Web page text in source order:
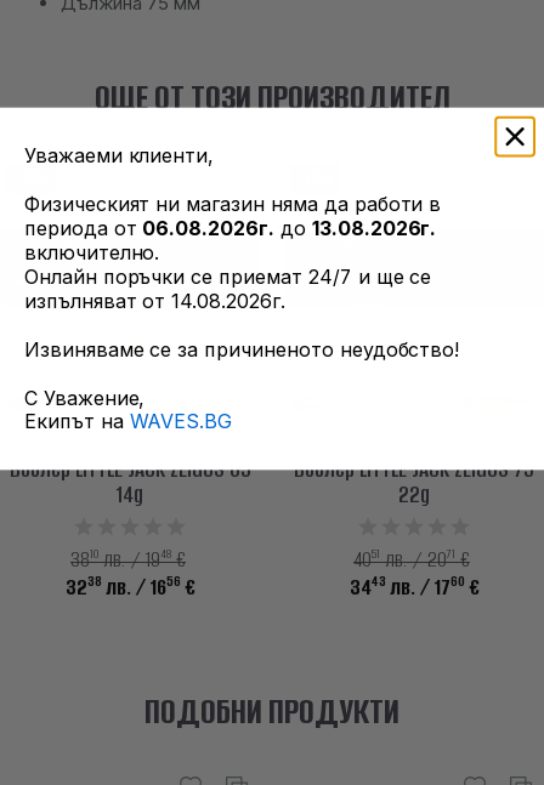
ОЩЕ ОТ ТОЗИ ПРОИЗВОДИТЕЛ
Воблер LITTLE JACK ZEIGOS 65
14g
3810лв. / 1948€
3238 лв. / 1656 €
Воблер LITTLE JACK ZEIGOS 75
22g
4051лв. / 2071€
3443 лв. / 1760 €
ПОДОБНИ ПРОДУКТИ
Уважаеми клиенти,
Физическият ни магазин няма да работи в
периода от 06.08.2026г. до 13.08.2026г.
включително.
Онлайн поръчки се приемат 24/7 и ще се
изпълняват от 14.08.2026г.
Извиняваме се за причиненото неудобство!
С Уважение,
Екипът на WAVES.BG